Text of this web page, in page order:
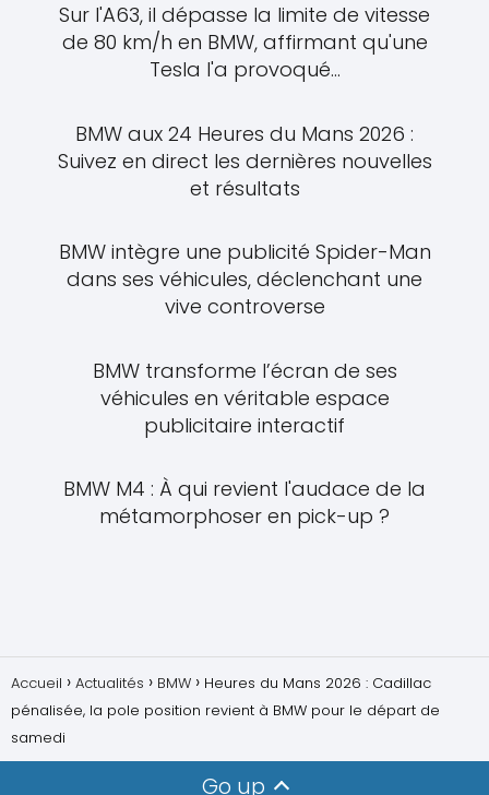
Sur l'A63, il dépasse la limite de vitesse
de 80 km/h en BMW, affirmant qu'une
Tesla l'a provoqué...
BMW aux 24 Heures du Mans 2026 :
Suivez en direct les dernières nouvelles
et résultats
BMW intègre une publicité Spider-Man
dans ses véhicules, déclenchant une
vive controverse
BMW transforme l’écran de ses
véhicules en véritable espace
publicitaire interactif
BMW M4 : À qui revient l'audace de la
métamorphoser en pick-up ?
Accueil Actualités BMW
Heures du Mans 2026 : Cadillac
pénalisée, la pole position revient à BMW pour le départ de
samedi
Go up